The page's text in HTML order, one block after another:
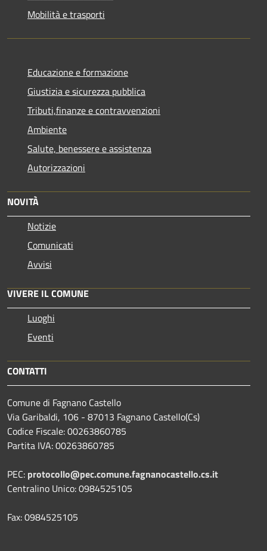
Mobilità e trasporti
Educazione e formazione
Giustizia e sicurezza pubblica
Tributi,finanze e contravvenzioni
Ambiente
Salute, benessere e assistenza
Autorizzazioni
NOVITÀ
Notizie
Comunicati
Avvisi
VIVERE IL COMUNE
Luoghi
Eventi
CONTATTI
Comune di Fagnano Castello
Via Garibaldi, 106 - 87013 Fagnano Castello(Cs)
Codice Fiscale: 00263860785
Partita IVA: 00263860785
PEC: protocollo@pec.comune.fagnanocastello.cs.it
Centralino Unico: 0984525105
Fax: 0984525105